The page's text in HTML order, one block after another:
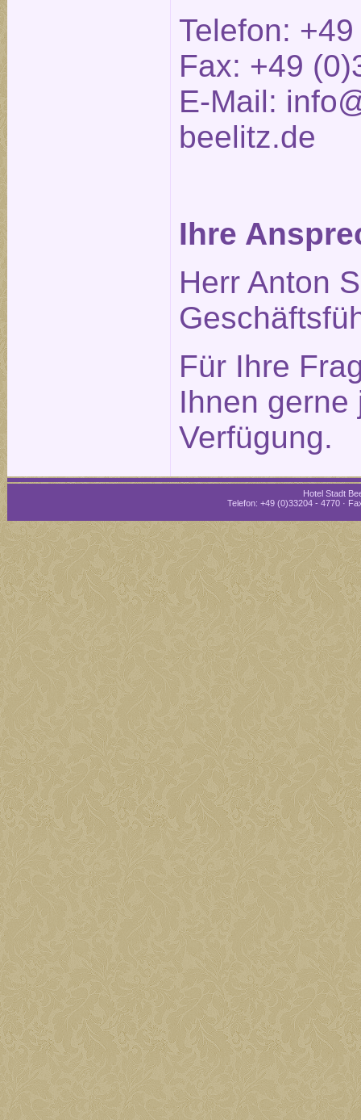
Telefon:
Fax: +49
E-Mail:
beelitz.de
Ihre
Herr Anton
Für Ihre
Ihnen gerne
Verfügung.
Hotel Stadt
Telefon: +49 (0)33204 - 4770 ·